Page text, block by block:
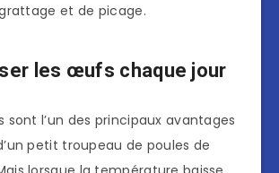
et de picage.
les œufs chaque jour
l’un des principaux avantages
petit troupeau de poules de